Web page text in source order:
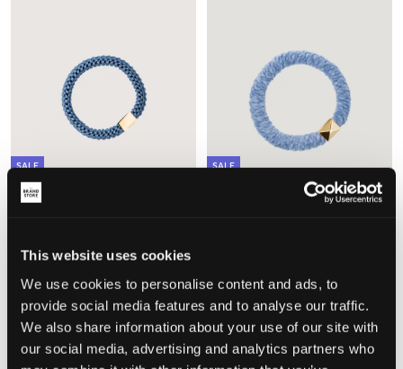
This website uses cookies
We use cookies to personalise content and ads, to
provide social media features and to analyse our traffic.
We also share information about your use of our site with
our social media, advertising and analytics partners who
SALE
1,50 €3 €
+ 3
SALE
+ 1